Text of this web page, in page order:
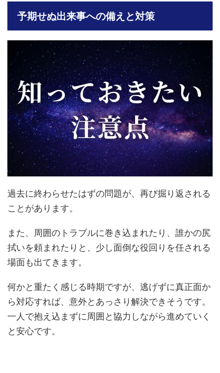
予期せぬ出来事への備えと対策
過去に終わらせたはずの問題が、再び掘り返される
ことがあります。
また、周囲のトラブルに巻き込まれたり、誰かの尻
拭いを頼まれたりと、少し面倒な役回りを任される
場面も出てきます。
何かと重たく感じる時期ですが、逃げずに真正面か
ら対応すれば、意外とあっさり解決できそうです。
一人で抱え込まずに周囲と協力しながら進めていく
と安心です。